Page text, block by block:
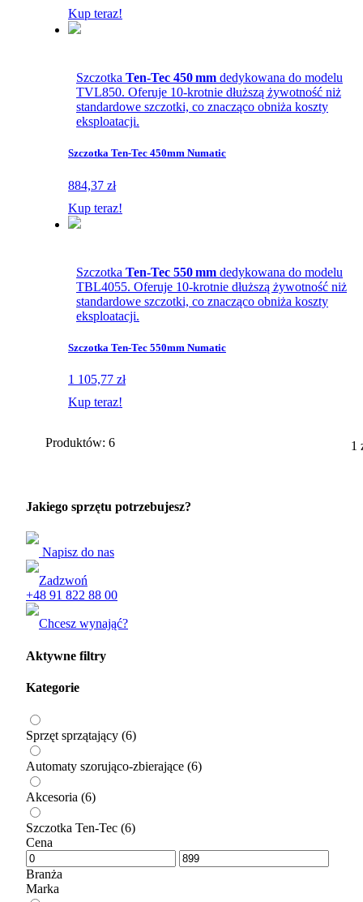
Jakiego sprzętu potrzebujesz?
Napisz do nas
Zadzwoń
+48 91 822 88 00
Chcesz wynająć?
Aktywne filtry
Kategorie
Sprzęt sprzątający (6)
Automaty szorująco-zbierające (6)
Akcesoria (6)
Szczotka Ten-Tec (6)
Cena
Branża
Marka
Kup teraz!
Szczotka Ten-Tec 450 mm dedykowana do modelu
TVL850. Oferuje 10-krotnie dłuższą żywotność niż
standardowe szczotki, co znacząco obniża koszty
eksploatacji.
Szczotka Ten-Tec 450mm Numatic
884,37 zł
Kup teraz!
Szczotka Ten-Tec 550 mm dedykowana do modelu
TBL4055. Oferuje 10-krotnie dłuższą żywotność niż
standardowe szczotki, co znacząco obniża koszty
eksploatacji.
Szczotka Ten-Tec 550mm Numatic
1 105,77 zł
Kup teraz!
Produktów: 6 1